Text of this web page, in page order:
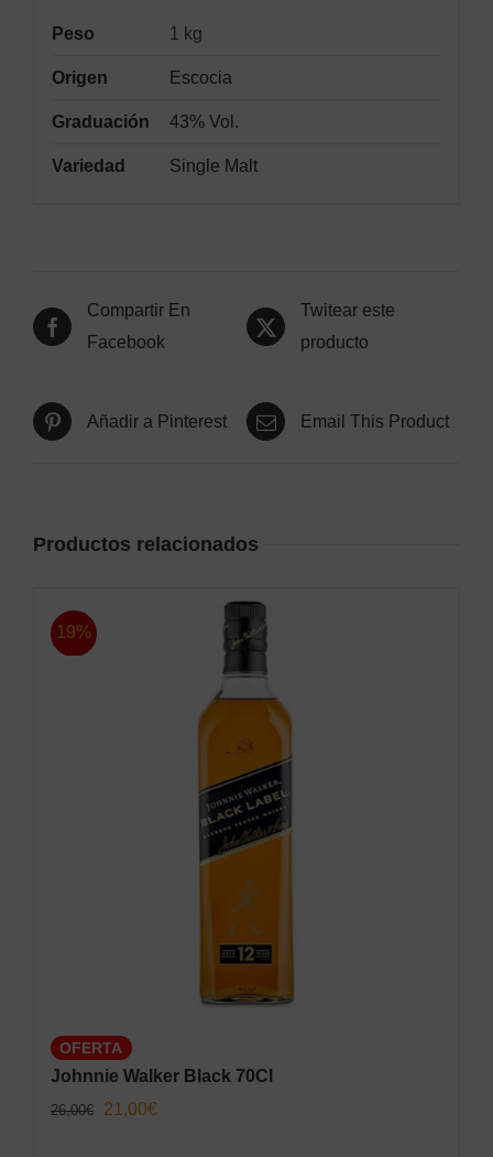
Peso 1 kg
Origen Escocia
Graduación 43% Vol.
Variedad Single Malt
Compartir En
Facebook
Twitear este
producto
Añadir a Pinterest Email This Product
Productos relacionados
19%
OFERTA
Johnnie Walker Black 70Cl
26,00€
El
21,00€